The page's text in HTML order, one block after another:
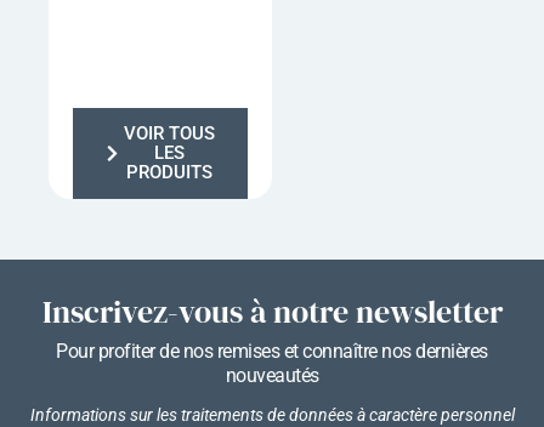
VOIR TOUS
LES
PRODUITS
Inscrivez-vous à notre newsletter
Pour profiter de nos remises et connaître nos dernières
nouveautés
Informations sur les traitements de données à caractère personnel